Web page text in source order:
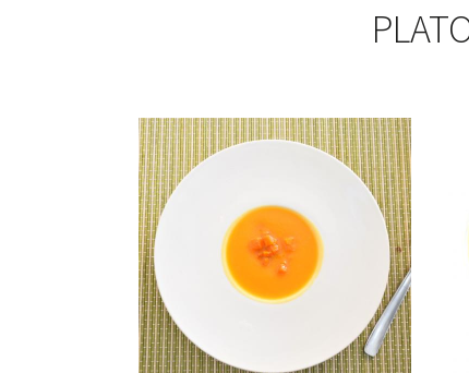
Sanare cocina + nutrición en Almería